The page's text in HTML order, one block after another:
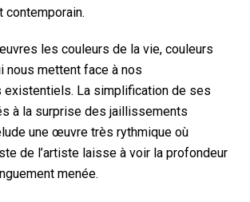
contemporain.
les couleurs de la vie, couleurs
nous mettent face à nos
existentiels. La simplification de ses
à la surprise des jaillissements
une œuvre très rythmique où
de l’artiste laisse à voir la profondeur
menée.